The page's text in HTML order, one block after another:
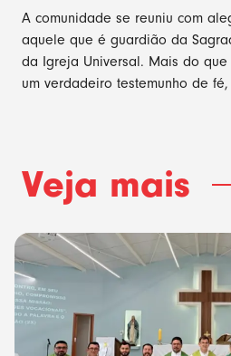
A comunidade se reuniu com
aquele que é guardião da
da Igreja Universal. Mais do
um verdadeiro testemunho de
Veja mais